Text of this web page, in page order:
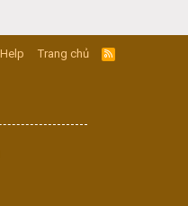
Help Trang chủ
R
S